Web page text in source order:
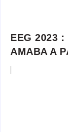
EEG 2023 :
AMABA A